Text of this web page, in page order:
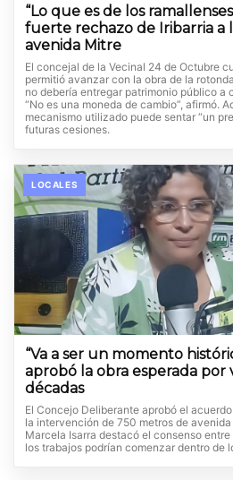
“Lo que es de los
fuerte rechazo de Iribarria a
avenida Mitre
El concejal de la Vecinal 24 de Octubre
permitió avanzar con la obra de la
no debería entregar patrimonio público a
“No es una moneda de cambio”, afirmó.
mecanismo utilizado puede sentar “un
futuras cesiones.
LOCALES
“Va a ser un momento
aprobó la obra esperada por
décadas
El Concejo Deliberante aprobó el
la intervención de 750 metros de
Marcela Isarra destacó el consenso
los trabajos podrían comenzar dentro de